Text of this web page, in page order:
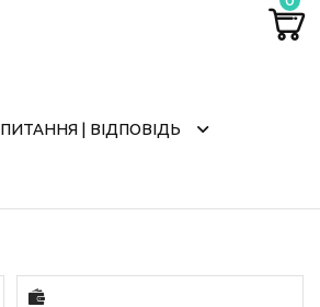
ПИТАННЯ | ВІДПОВІДЬ